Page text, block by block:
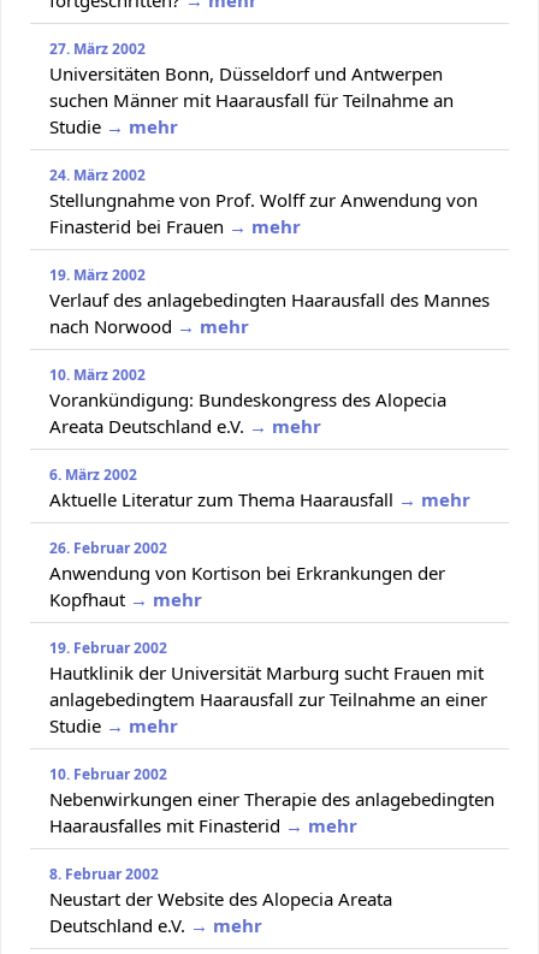
27. März 2002
Universitäten Bonn, Düsseldorf und Antwerpen
suchen Männer mit Haarausfall für Teilnahme an
Studie → mehr
24. März 2002
Stellungnahme von Prof. Wolff zur Anwendung von
Finasterid bei Frauen → mehr
19. März 2002
Verlauf des anlagebedingten Haarausfall des Mannes
nach Norwood → mehr
10. März 2002
Vorankündigung: Bundeskongress des Alopecia
Areata Deutschland e.V. → mehr
6. März 2002
Aktuelle Literatur zum Thema Haarausfall → mehr
26. Februar 2002
Anwendung von Kortison bei Erkrankungen der
Kopfhaut → mehr
19. Februar 2002
Hautklinik der Universität Marburg sucht Frauen mit
anlagebedingtem Haarausfall zur Teilnahme an einer
Studie → mehr
10. Februar 2002
Nebenwirkungen einer Therapie des anlagebedingten
Haarausfalles mit Finasterid → mehr
8. Februar 2002
Neustart der Website des Alopecia Areata
Deutschland e.V. → mehr